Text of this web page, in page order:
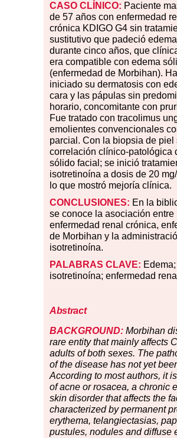
CASO CLÍNICO: Paciente
de 57 años con enfermedad
crónica KDIGO G4 sin
sustitutivo que padeció edema
durante cinco años, que
era compatible con edema
(enfermedad de Morbihan).
iniciado su dermatosis con
cara y las pápulas sin
horario, concomitante con
Fue tratado con tracolimus
emolientes convencionales
parcial. Con la biopsia de piel
correlación clínico-patológica
sólido facial; se inició
isotretinoína a dosis de 20
lo que mostró mejoría clínica.
CONCLUSIONES: En la
se conoce la asociación entre
enfermedad renal crónica,
de Morbihan y la
isotretinoína.
PALABRAS CLAVE: Edema;
isotretinoína; enfermedad
Abstract
BACKGROUND: Morbihan
rare entity that mainly affects
adults of both sexes. The
of the disease has not yet
According to most authors, it
of acne or rosacea, a chronic
skin disorder that affects the
characterized by permanent
erythema, telangiectasias,
pustules, nodules and diffuse